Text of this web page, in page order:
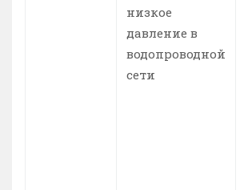
низкое
давление в
водопроводной
сети